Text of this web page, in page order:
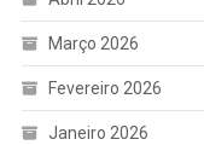
Março 2026
Fevereiro 2026
Janeiro 2026